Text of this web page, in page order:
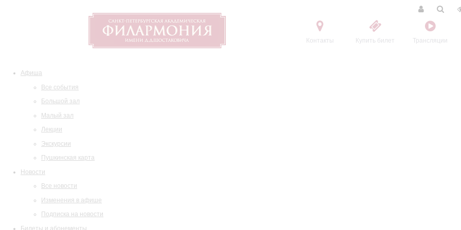
Контакты Купить билет Трансляции
Афиша
Все события
Большой зал
Малый зал
Лекции
Экскурсии
Пушкинская карта
Новости
Все новости
Изменения в афише
Подписка на новости
Билеты и абонементы